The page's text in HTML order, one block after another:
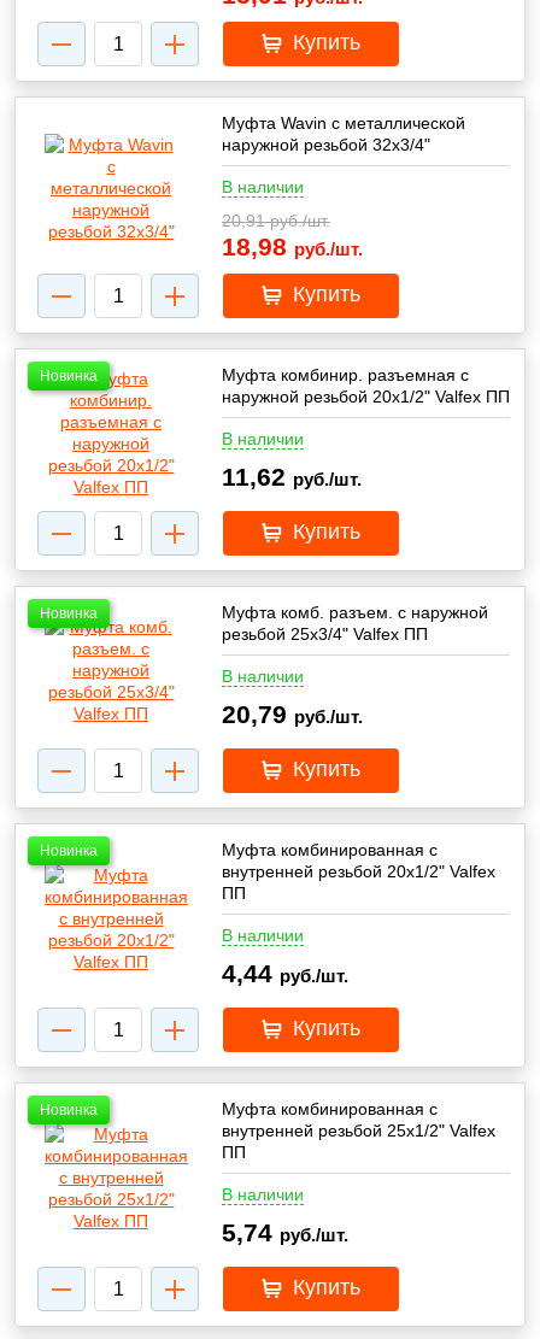
Купить
Муфта Wavin с металлической
наружной резьбой 32х3/4"
В наличии
20,91руб./шт.
18,98 руб./шт.
Купить
Новинка
Муфта комбинир. разъемная с
наружной резьбой 20х1/2" Valfex ПП
В наличии
11,62 руб./шт.
Купить
Новинка
Муфта комб. разъем. с наружной
резьбой 25x3/4" Valfex ПП
В наличии
20,79 руб./шт.
Купить
Новинка
Муфта комбинированная с
внутренней резьбой 20х1/2" Valfex
ПП
В наличии
4,44 руб./шт.
Купить
Новинка
Муфта комбинированная с
внутренней резьбой 25х1/2" Valfex
ПП
В наличии
5,74 руб./шт.
Купить